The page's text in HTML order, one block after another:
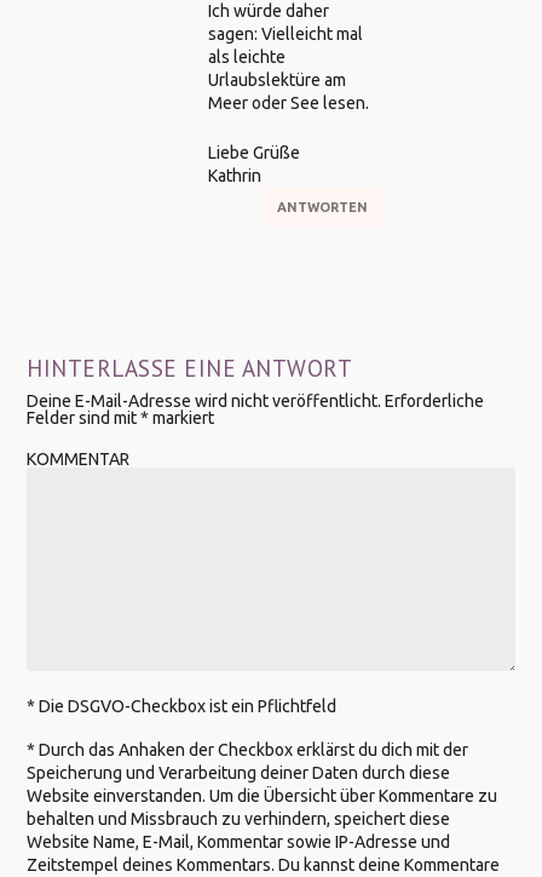
Ich würde daher
sagen: Vielleicht mal
als leichte
Urlaubslektüre am
Meer oder See lesen.
Liebe Grüße
Kathrin
ANTWORTEN
HINTERLASSE EINE ANTWORT
Deine E-Mail-Adresse wird nicht veröffentlicht. Erforderliche
Felder sind mit* markiert
KOMMENTAR
* Die DSGVO-Checkbox ist ein Pflichtfeld
* Durch das Anhaken der Checkbox erklärst du dich mit der
Speicherung und Verarbeitung deiner Daten durch diese
Website einverstanden. Um die Übersicht über Kommentare zu
behalten und Missbrauch zu verhindern, speichert diese
Website Name, E-Mail, Kommentar sowie IP-Adresse und
Zeitstempel deines Kommentars. Du kannst deine Kommentare